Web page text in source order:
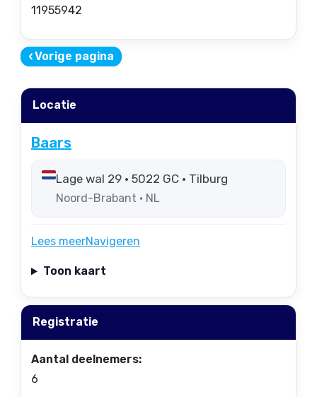
11955942
‹Vorige pagina
Locatie
Baars
Lage wal 29 • 5022 GC • Tilburg
Noord-Brabant • NL
Lees meerNavigeren
Toon kaart
Registratie
Aantal deelnemers:
6